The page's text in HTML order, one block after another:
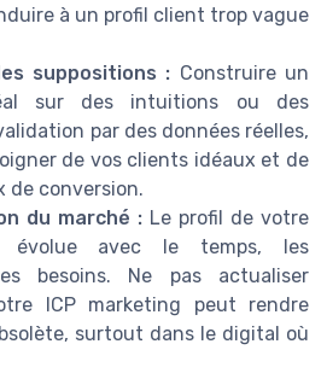
à un profil client trop vague
suppositions : Construire un
sur des intuitions ou des
par des données réelles,
de vos clients idéaux et de
de conversion.
du marché : Le profil de votre
évolue avec le temps, les
besoins. Ne pas actualiser
ICP marketing peut rendre
surtout dans le digital où